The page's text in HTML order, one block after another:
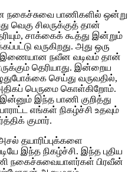
நகைச்சுவை பாணிகளில் ஒன்று
வெகு சிலருக்குத் தான்
சாக்கைக் கூத்து இன்றும்
வருகிறது. அது ஒரு
இணையான நவீன வடிவம் தான்
தெரியாது. இன்றைய
செய்து வருவதில்,
பெருமை கொள்கிறோம்.
இந்த பாணி குறித்து
எங்கள் நிகழ்ச்சி உதவும்
குமார்.
தயாரிப்புக்களை
இந்த நிகழ்ச்சி. இந்த புதிய
நகைச்சுவையாளர்கள் பிரவீன்